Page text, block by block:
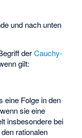
und nach unten
derCauchy-
gilt:
eine Folge in den
sie eine
insbesondere bei
rationalen